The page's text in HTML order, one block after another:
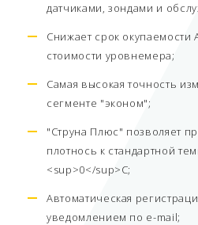
датчиками, зондами и
Снижает срок окупаемости
стоимости уровнемера;
Самая высокая точность
сегменте "эконом";
"Струна Плюс" позволяет
плотнось к стандартной
<sup>0</sup>С;
Автоматическая
уведомлением по e-mail;